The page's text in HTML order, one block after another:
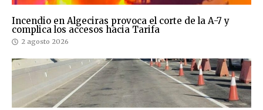
Incendio en Algeciras provoca el corte de la A-7 y
complica los accesos hacia Tarifa
2 agosto 2026